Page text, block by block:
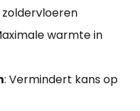
warmte in
: Vermindert kans op